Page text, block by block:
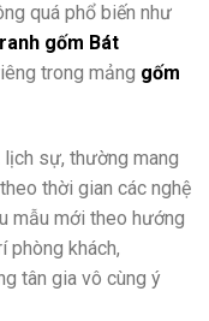
quá phổ biến như
gốm Bát
trong mảng gốm
lịch sự, thường mang
thời gian các nghệ
mẫu mới theo hướng
phòng khách,
tân gia vô cùng ý